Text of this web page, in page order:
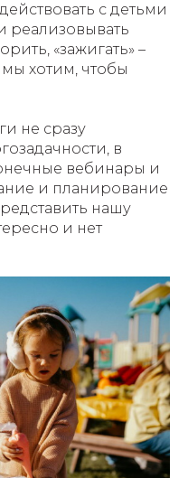
с детьми
реализовывать
«зажигать» –
мы хотим, чтобы
не сразу
в
вебинары и
и планирование
нашу
и нет